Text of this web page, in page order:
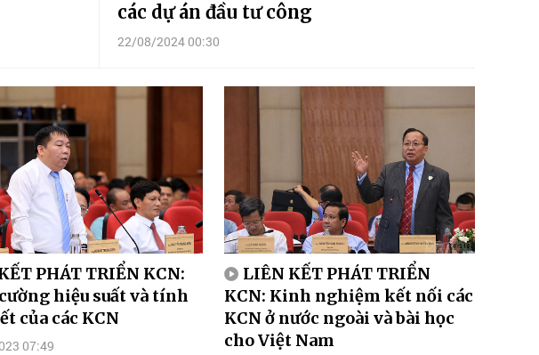
các dự án đầu tư công
22/08/2024 00:30
PHÁT TRIỂN KCN:
hiệu suất và tính
của các KCN
07:49
LIÊN KẾT PHÁT TRIỂN
KCN: Kinh nghiệm kết nối các
KCN ở nước ngoài và bài học
cho Việt Nam